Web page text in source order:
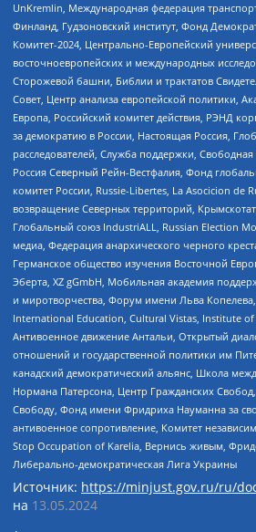
UnKremlin, Международная федерация
Финланд, Гудзоновский институт, Фонд
Комитет-2024, Центрально-Европейский
восточноевропейских и международных
Сторожевой башни, Библии и трактатов
Совет, Центр анализа европейской политики,
Европа, Российский комитет действия, РЭНД
за демократию в России, Настоящая Россия,
расследователей, Служба поддержки,
Россия Северный Рейн-Вестфалия, Фонд
комитет России, Russie-Libertes, La Asocicion de
возвращение Северных территорий,
Глобальный союз IndustriALL, Russian Election
медиа, Федерация анархического черного
Германское общество изучения Восточной
Эберта, XZ gGmbH, Мобильная академия
и миротворчества, Форум имени Льва
International Education, Cultural Vistas, Institute
Антивоенное движение Антальи, Открытый
отношений и государственной политики им
канадский демократический альянс, Школа
Нормана Патерсона, Центр Гражданских
Свободу, Фонд имени Фридриха Науманна за
антивоенное сопротивление, Комитет
Stop Occupation of Karelia, Вернись живым,
Либерально-демократическая Лига Украины
Источник: https://minjust.gov.ru/ru/
на 13.05.2024